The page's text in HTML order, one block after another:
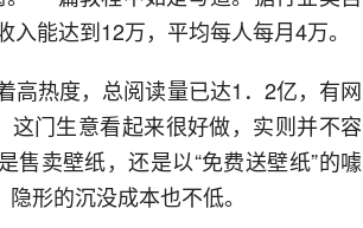
入能达到12万，平均每人每月4万。
高热度，总阅读量已达1．2亿，有网
这门生意看起来很好做，实则并不容
卖壁纸，还是以“免费送壁纸”的噱
形的沉没成本也不低。